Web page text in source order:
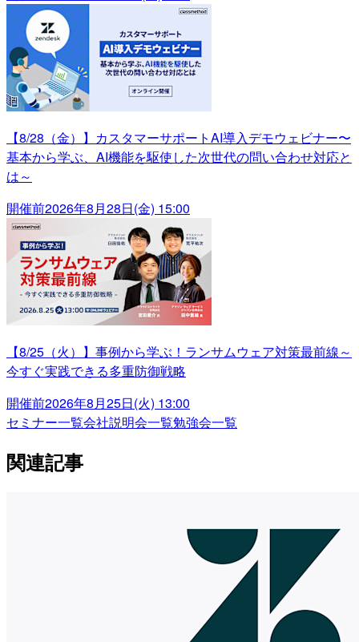
【8/28（金）】カスタマーサポートAI導入デモウェビナー〜
基本から学ぶ、AI機能を駆使した次世代の問い合わせ対応と
は～
開催前2026年8月28日(金) 15:00
【8/25（火）】事例から学ぶ！ランサムウェア対策最前線～
今すぐ実践できる多重防御戦略
開催前2026年8月25日(火) 13:00
セミナー一覧会社説明会一覧勉強会一覧
関連記事